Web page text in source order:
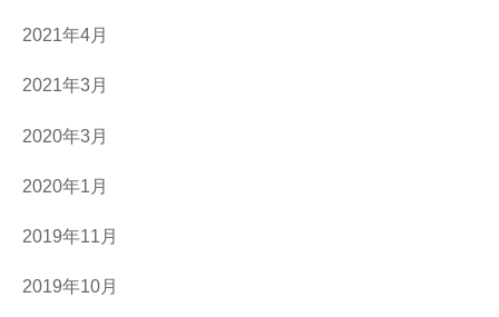
2021年4月
2021年3月
2020年3月
2020年1月
2019年11月
2019年10月